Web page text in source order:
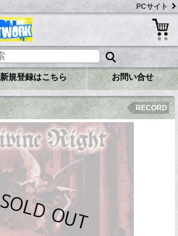
PCサイト
新規登録はこちら お問い合せ
RECORD